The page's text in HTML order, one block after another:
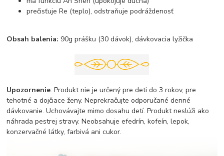
prečisťuje Re (teplo), odstraňuje podráždenosť
Obsah balenia: 90g prášku (30 dávok), dávkovacia lyžička
Upozornenie: Produkt nie je určený pre deti do 3 rokov, pre
tehotné a dojčiace ženy. Neprekračujte odporučané denné
dávkovanie. Uchovávajte mimo dosahu detí. Produkt neslúži ako
náhrada pestrej stravy. Neobsahuje efedrín, kofeín, lepok,
konzervačné látky, farbivá ani cukor.